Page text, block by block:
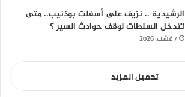
الرشيدية .. نزيف على أسفلت بوذنيب.. متى
تتدخل السلطات لوقف حوادث السير ؟
7 غشت، 2026
تحميل المزيد